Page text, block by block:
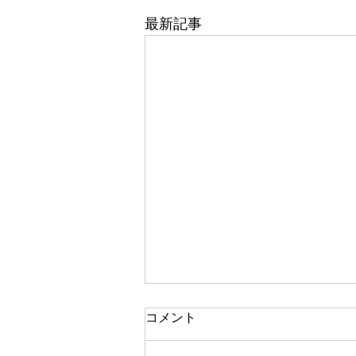
最新記事
東武百貨店 船橋店 1階 5番
コメント